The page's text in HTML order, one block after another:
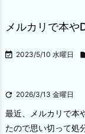
メルカリで本や
 2023/5/10 水曜日
 2026/3/13 金曜日
最近、メルカリで本
たので思い切って処